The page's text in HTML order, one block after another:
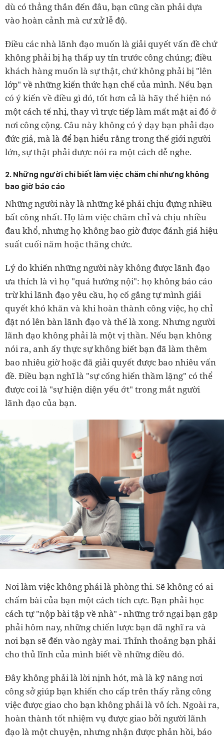
dù có thẳng thắn đến đâu, bạn cũng cần phải dựa
vào hoàn cảnh mà cư xử lễ độ.
Điều các nhà lãnh đạo muốn là giải quyết vấn đề chứ
không phải bị hạ thấp uy tín trước công chúng; điều
khách hàng muốn là sự thật, chứ không phải bị "lên
lớp" về những kiến thức hạn chế của mình. Nếu bạn
có ý kiến về điều gì đó, tốt hơn cả là hãy thể hiện nó
một cách tế nhị, thay vì trực tiếp làm mất mặt ai đó ở
nơi công cộng. Câu này không có ý dạy bạn phải đạo
đức giả, mà là để bạn hiểu rằng trong thế giới người
lớn, sự thật phải được nói ra một cách dễ nghe.
2. Những người chỉ biết làm việc chăm chỉ nhưng không
bao giờ báo cáo
Những người này là những kẻ phải chịu đựng nhiều
bất công nhất. Họ làm việc chăm chỉ và chịu nhiều
đau khổ, nhưng họ không bao giờ được đánh giá hiệu
suất cuối năm hoặc thăng chức.
Lý do khiến những người này không được lãnh đạo
ưa thích là vì họ "quá hướng nội": họ không báo cáo
trừ khi lãnh đạo yêu cầu, họ cố gắng tự mình giải
quyết khó khăn và khi hoàn thành công việc, họ chỉ
đặt nó lên bàn lãnh đạo và thế là xong. Nhưng người
lãnh đạo không phải là một vị thần. Nếu bạn không
nói ra, anh ấy thực sự không biết bạn đã làm thêm
bao nhiêu giờ hoặc đã giải quyết được bao nhiêu vấn
đề. Điều bạn nghĩ là "sự cống hiến thầm lặng" có thể
được coi là "sự hiện diện yếu ớt" trong mắt người
lãnh đạo của bạn.
Nơi làm việc không phải là phòng thi. Sẽ không có ai
chấm bài của bạn một cách tích cực. Bạn phải học
cách tự "nộp bài tập về nhà" - những trở ngại bạn gặp
phải hôm nay, những chiến lược bạn đã nghĩ ra và
nơi bạn sẽ đến vào ngày mai. Thỉnh thoảng bạn phải
cho thủ lĩnh của mình biết về những điều đó.
Đây không phải là lời nịnh hót, mà là kỹ năng nơi
công sở giúp bạn khiến cho cấp trên thấy rằng công
việc được giao cho bạn không phải là vô ích. Ngoài ra,
hoàn thành tốt nhiệm vụ được giao bởi người lãnh
đạo là một chuyện, nhưng nhận được phản hồi, báo